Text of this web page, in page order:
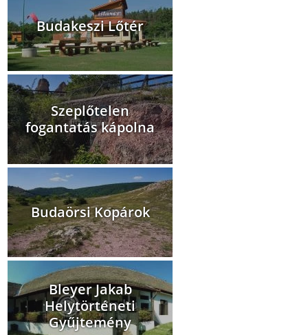
Budakeszi Lőtér
Szeplőtelen
fogantatás kápolna
Budaörsi Kopárok
Bleyer Jakab
Helytörténeti
Gyűjtemény